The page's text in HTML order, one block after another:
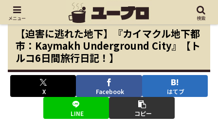
【迫害に逃れた地下】『カイマクル地下都
市：Kaymakh Underground City』【ト
ルコ6日間旅行日記！】
X Facebook はてブ
LINE コピー
メニュー 検索